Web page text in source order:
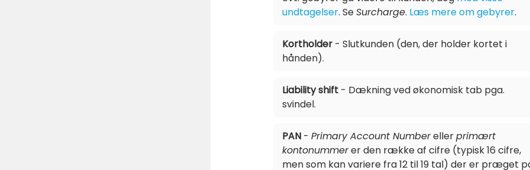
undtagelser. SeSurcharge. Læs mere om gebyrer.
Kortholder - Slutkunden (den, der holder kortet i
hånden).
Liability shift - Dækning ved økonomisk tab pga.
svindel.
PAN - Primary Account Numberellerprimært
kontonummerer den række af cifre (typisk 16 cifre,
men som kan variere fra 12 til 19 tal) der er præget